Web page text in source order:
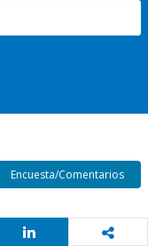
Encuesta/Comentarios